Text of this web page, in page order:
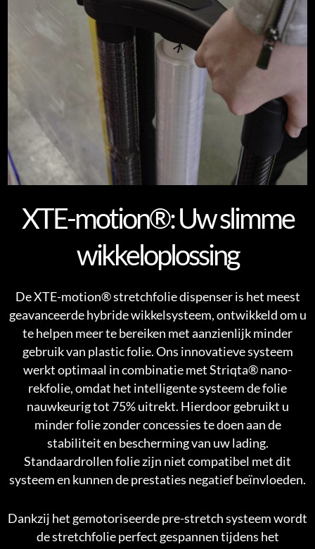
XTE-motion®: Uw slimme
wikkeloplossing
De XTE-motion® stretchfolie dispenser is het meest
geavanceerde hybride wikkelsysteem, ontwikkeld om u
te helpen meer te bereiken met aanzienlijk minder
gebruik van plastic folie. Ons innovatieve systeem
werkt optimaal in combinatie met Striqta® nano-
rekfolie, omdat het intelligente systeem de folie
nauwkeurig tot 75% uitrekt. Hierdoor gebruikt u
minder folie zonder concessies te doen aan de
stabiliteit en bescherming van uw lading.
Standaardrollen folie zijn niet compatibel met dit
systeem en kunnen de prestaties negatief beïnvloeden.
Dankzij het gemotoriseerde pre-stretch systeem wordt
de stretchfolie perfect gespannen tijdens het